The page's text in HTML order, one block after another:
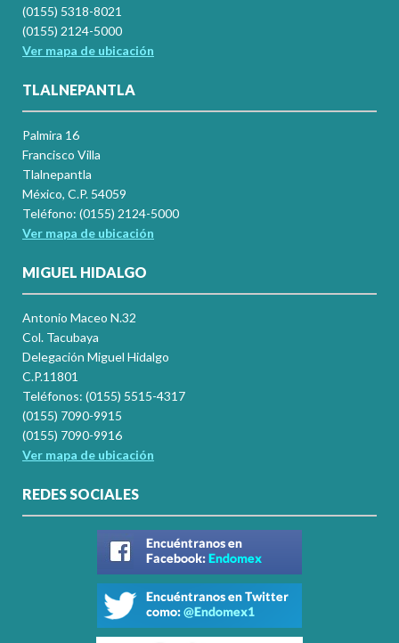
(0155) 5318-8021
(0155) 2124-5000
Ver mapa de ubicación
TLALNEPANTLA
Palmira 16
Francisco Villa
Tlalnepantla
México, C.P. 54059
Teléfono: (0155) 2124-5000
Ver mapa de ubicación
MIGUEL HIDALGO
Antonio Maceo N.32
Col. Tacubaya
Delegación Miguel Hidalgo
C.P.11801
Teléfonos: (0155) 5515-4317
(0155) 7090-9915
(0155) 7090-9916
Ver mapa de ubicación
REDES SOCIALES